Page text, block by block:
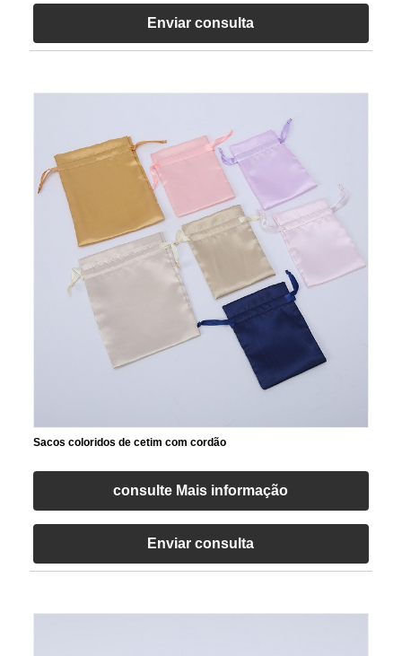
Enviar consulta
Sacos coloridos de cetim com cordão
consulte Mais informação
Enviar consulta